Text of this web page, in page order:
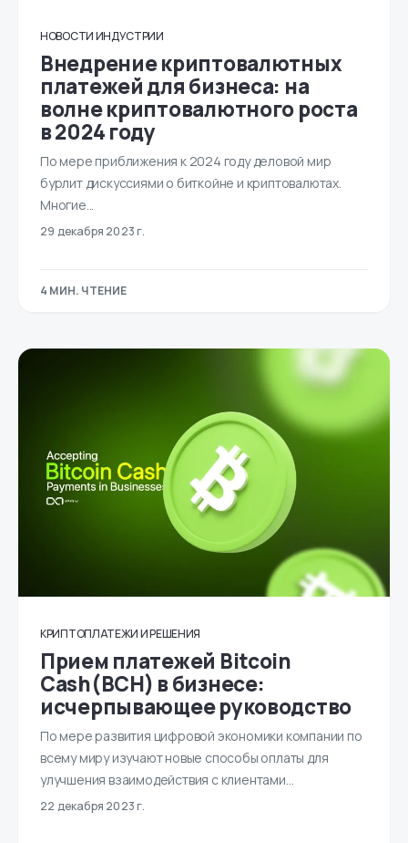
НОВОСТИ ИНДУСТРИИ
Внедрение криптовалютных
платежей для бизнеса: на
волне криптовалютного роста
в 2024 году
По мере приближения к 2024 году деловой мир
бурлит дискуссиями о биткойне и криптовалютах.
Многие...
29 декабря 2023 г.
4 МИН. ЧТЕНИЕ
КРИПТОПЛАТЕЖИ И РЕШЕНИЯ
Прием платежей Bitcoin
Cash(BCH) в бизнесе:
исчерпывающее руководство
По мере развития цифровой экономики компании по
всему миру изучают новые способы оплаты для
улучшения взаимодействия с клиентами…
22 декабря 2023 г.